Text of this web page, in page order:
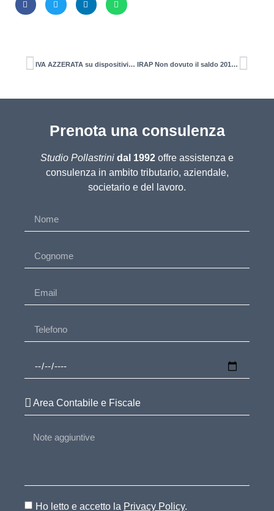
IVA AZZERATA su dispositivi medici e di protezione individuale IRAP Non dovuto il saldo 2019 e il primo acconto 2020 (giugno)
Prenota una consulenza
Studio Pollastrini dal 1992 offre assistenza e
consulenza in ambito tributario, aziendale,
societario e del lavoro.
Ho letto e accetto la Privacy Policy.